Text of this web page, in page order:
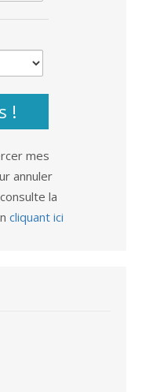
!
mes
annuler
la
cliquant ici